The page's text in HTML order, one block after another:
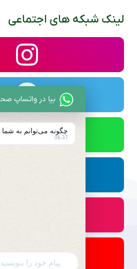
لینک شبکه های اجتماعی
بیا در واتساپ
چگونه می‌توانم به
06:37